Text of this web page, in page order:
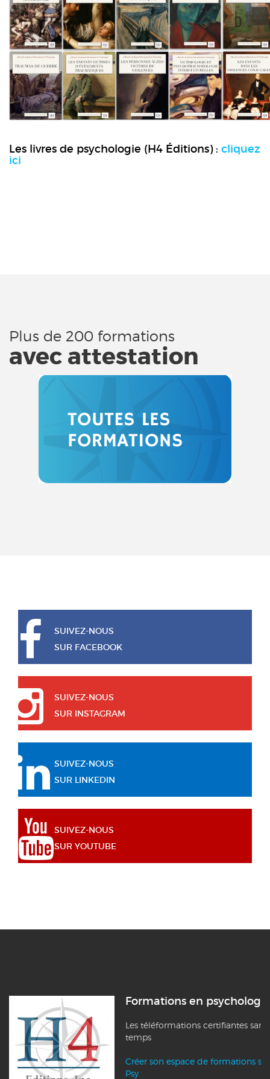
Les livres de psychologie (H4 Éditions) : cliquez
ici
Plus de 200 formations
avec attestation
SUIVEZ-NOUS
SUR FACEBOOK
SUIVEZ-NOUS
SUR INSTAGRAM
SUIVEZ-NOUS
SUR LINKEDIN
SUIVEZ-NOUS
SUR YOUTUBE
Formations en psychologie
Les téléformations certifiantes
temps
Créer son espace de formations
Psy